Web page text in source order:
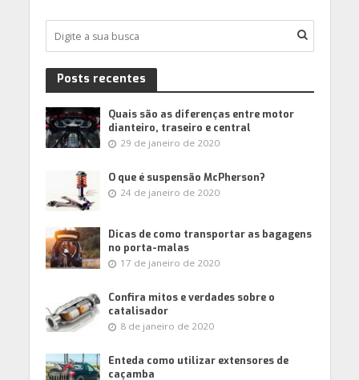
Posts recentes
Quais são as diferenças entre motor
dianteiro, traseiro e central
29 de janeiro de 2020
O que é suspensão McPherson?
24 de janeiro de 2020
Dicas de como transportar as bagagens
no porta-malas
17 de janeiro de 2020
Confira mitos e verdades sobre o
catalisador
8 de janeiro de 2020
Enteda como utilizar extensores de
caçamba